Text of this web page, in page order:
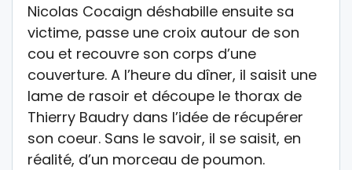
Nicolas Cocaign déshabille ensuite sa
victime, passe une croix autour de son
cou et recouvre son corps d’une
couverture. A l’heure du dîner, il saisit une
lame de rasoir et découpe le thorax de
Thierry Baudry dans l’idée de récupérer
son coeur. Sans le savoir, il se saisit, en
réalité, d’un morceau de poumon.